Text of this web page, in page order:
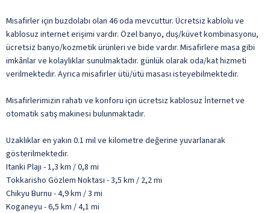
Misafirler için buzdolabı olan 46 oda mevcuttur. Ücretsiz kablolu ve
kablosuz internet erişimi vardır. Özel banyo, duş/küvet kombinasyonu,
ücretsiz banyo/kozmetik ürünleri ve bide vardır. Misafirlere masa gibi
imkânlar ve kolaylıklar sunulmaktadır. günlük olarak oda/kat hizmeti
verilmektedir. Ayrıca misafirler ütü/ütü masası isteyebilmektedir.
Misafirlerimizin rahatı ve konforu için ücretsiz kablosuz İnternet ve
otomatik satış makinesi bulunmaktadır.
Uzaklıklar en yakın 0.1 mil ve kilometre değerine yuvarlanarak
gösterilmektedir.
Itanki Plajı - 1,3 km / 0,8 mi
Tokkarisho Gözlem Noktası - 3,5 km / 2,2 mi
Chikyu Burnu - 4,9 km / 3 mi
Koganeyu - 6,5 km / 4,1 mi